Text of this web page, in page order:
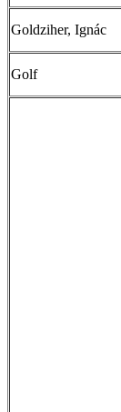
Goldziher, Ignác
Golf